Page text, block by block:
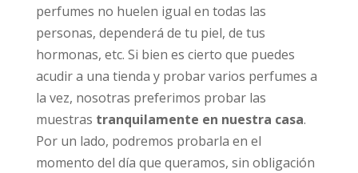
perfumes no huelen igual en todas las
personas, dependerá de tu piel, de tus
hormonas, etc. Si bien es cierto que puedes
acudir a una tienda y probar varios perfumes a
la vez, nosotras preferimos probar las
muestras tranquilamente en nuestra casa.
Por un lado, podremos probarla en el
momento del día que queramos, sin obligación